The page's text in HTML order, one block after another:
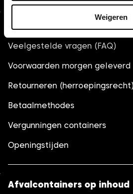
Weigeren
Veelgestelde vragen (FAQ)
Voorwaarden morgen geleverd
Retourneren
Betaalmethodes
Vergunningen containers
Openingstijden
Afvalcontainers op inhoud